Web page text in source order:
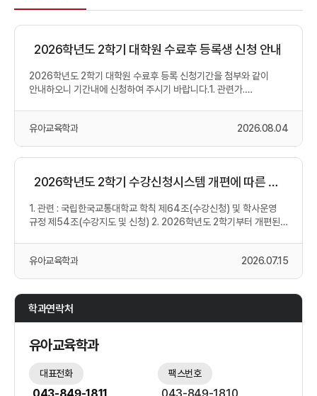
2026학년도 2학기 대학원 수료후 등록생 신청 안내
2026학년도 2학기 대학원 수료후 등록 신청기간을 첨부와 같이
안내하오니 기간내에 신청하여 주시기 바랍니다.1. 관련가.
유아교육학과 2026.08.04
2026학년도 2학기 수강신청시스템 개편에 따른 안
내사항
1. 관련 : 국립한국교통대학교 학칙 제64조(수강신청) 및 학사운영
규정 제54조(수강지도 및 신청) 2. 2026학년도 2학기부터 개편된
유아교육학과 2026.07.15
지
사
항
학과연락처
유아교육학과
대표전화 팩스번호